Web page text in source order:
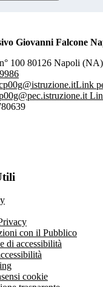
Giovanni Falcone
100 80126 Napoli (NA)
Link
con il Pubblico
di accessibilità
cookie